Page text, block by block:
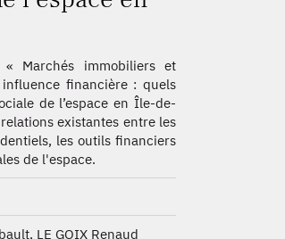
Marchés immobiliers et
financière : quels
de l’espace en Île-de-
existantes entre les
les outils financiers
de l'espace.
LE GOIX Renaud